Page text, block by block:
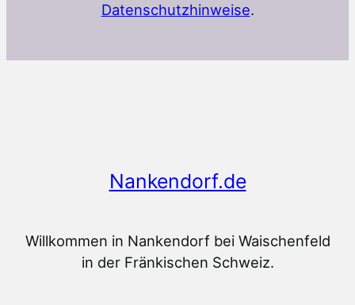
Datenschutzhinweise.
Nankendorf.de
Willkommen in Nankendorf bei Waischenfeld
in der Fränkischen Schweiz.